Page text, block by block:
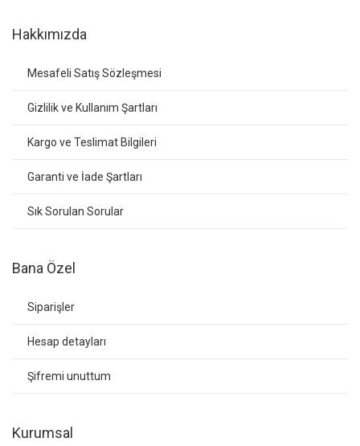
Hakkımızda
Mesafeli Satış Sözleşmesi
Gizlilik ve Kullanım Şartları
Kargo ve Teslimat Bilgileri
Garanti ve İade Şartları
Sık Sorulan Sorular
Bana Özel
Siparişler
Hesap detayları
Şifremi unuttum
Kurumsal